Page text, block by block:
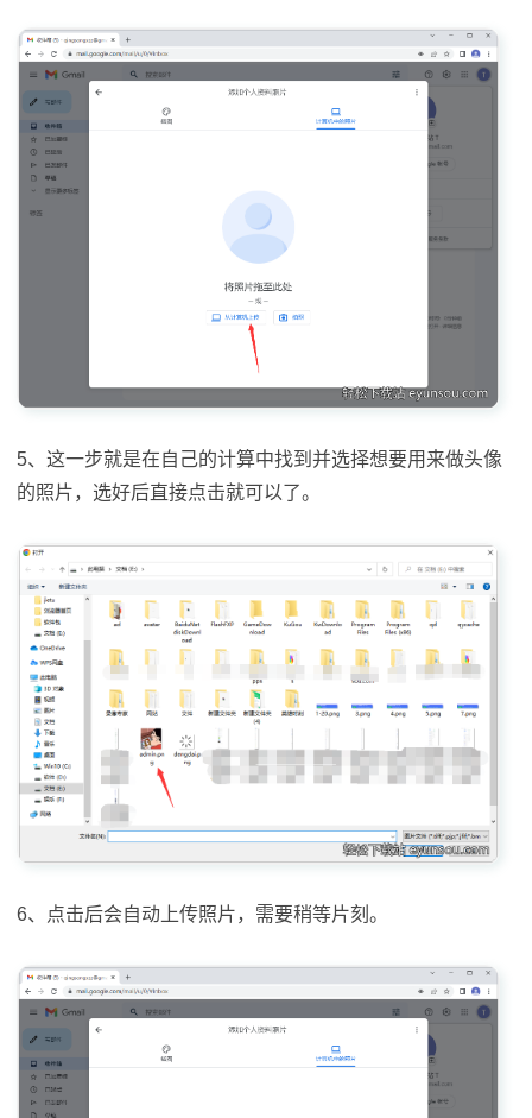
5、这一步就是在自己的计算中找到并选择想要用来做头像
的照片，选好后直接点击就可以了。
6、点击后会自动上传照片，需要稍等片刻。